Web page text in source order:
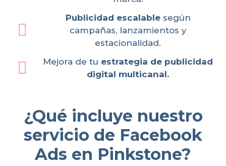
Publicidad escalablesegún
campañas, lanzamientos y
estacionalidad.
Mejora de tu estrategia de publicidad
digital multicanal.
¿Qué incluye nuestro
servicio de Facebook
Ads en Pinkstone?